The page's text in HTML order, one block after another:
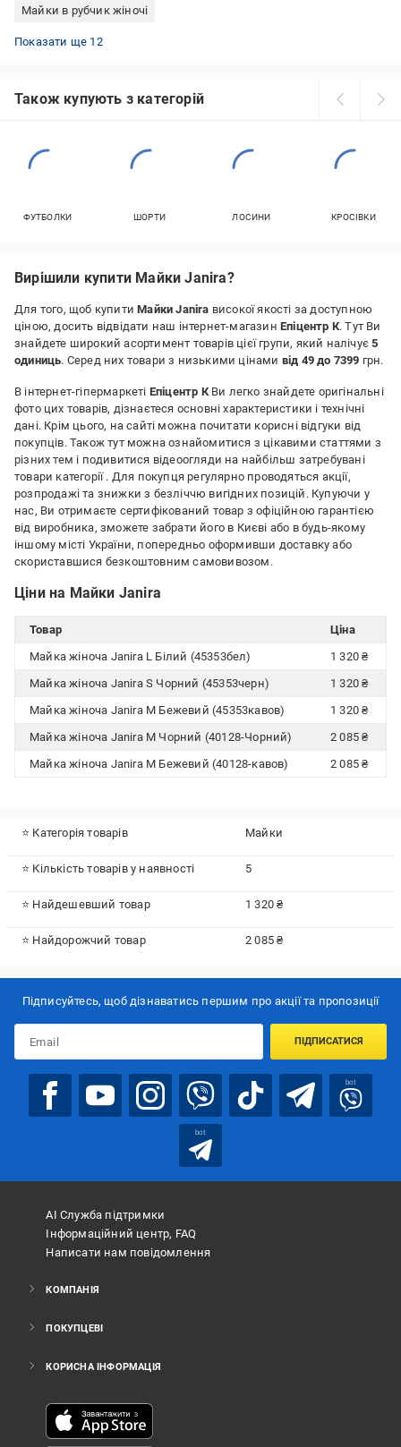
Майки в рубчик жіночі
Спортивні майки жіночі
Майки чоловічі великих розмірів
Білі майки в рубчик
Майки-борцовки жіночі
Майки чоловічі білі
Майки Nike жіночі
Літні майки жіночі
Жіночі спортивні майки великих розмірів
Майки чорні жіночі
Чорні майки чоловічі
Майки-алкоголічки жіночі
Жіночі майки великих розмірів
Показати ще 12
Також купують з категорій
ФУТБОЛКИ ШОРТИ ЛОСИНИ КРОСІВКИ
Вирішили купити Майки Janira?
Для того, щоб купитиМайки Janira високої якості за доступною
ціною, досить відвідати наш інтернет-магазин Епіцентр К. Тут Ви
знайдете широкий асортимент товарів цієї групи, який налічує5
одиниць. Серед них товари з низькими цінами від 49 до 7399 грн.
В інтернет-гіпермаркеті Епіцентр КВи легко знайдете оригінальні
фото цих товарів, дізнаєтеся основні характеристики і технічні
дані. Крім цього, на сайті можна почитати корисні відгуки від
покупців. Також тут можна ознайомитися з цікавими статтями з
різних тем і подивитися відеоогляди на найбільш затребувані
товари категорії . Для покупця регулярно проводяться акції,
розпродажі та знижки з безліччю вигідних позицій. Купуючи у
нас, Ви отримаєте сертифікований товар з офіційною гарантією
від виробника, зможете забрати його в Києві або в будь-якому
іншому місті України, попередньо оформивши доставку або
скориставшися безкоштовним самовивозом.
Ціни на Майки Janira
Товар
Ціна
Майка жіноча Janira L Білий (45353бел)
1 320 ₴
Майка жіноча Janira S Чорний (45353черн)
1 320 ₴
Майка жіноча Janira M Бежевий (45353кавов)
1 320 ₴
Майка жіноча Janira М Чорний (40128-Чорний)
2 085 ₴
Майка жіноча Janira М Бежевий (40128-кавов)
2 085 ₴
⭐ Категорія товарів Майки
⭐ Кількість товарів у наявності 5
⭐ Найдешевший товар 1 320 ₴
⭐ Найдорожчий товар 2 085 ₴
Підписуйтесь, щоб дізнаватись першим про акції та пропозиції
ПІДПИСАТИСЯ
bot
bot
АІ Служба підтримки
Інформаційний центр, FAQ
Написати нам повідомлення
КОМПАНІЯ
ПОКУПЦЕВІ
КОРИСНА ІНФОРМАЦІЯ